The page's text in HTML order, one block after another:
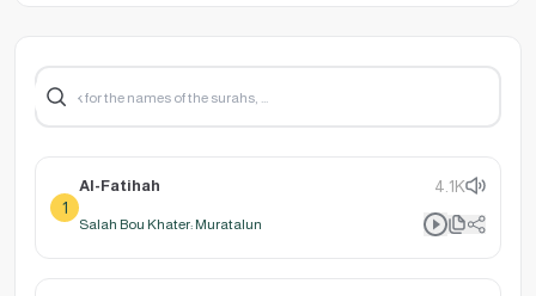
1
Al-Fatihah 4.1K
Salah Bou Khater: Muratalun